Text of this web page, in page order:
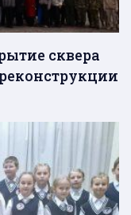
сквера